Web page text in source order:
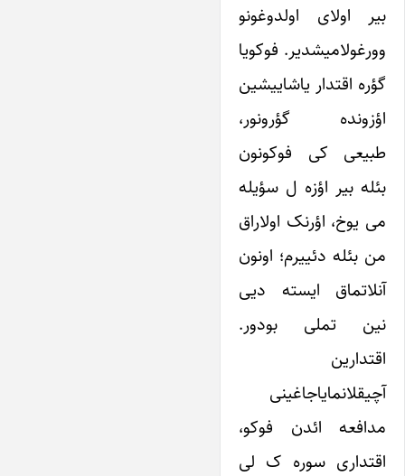
بیر اولای اولدوغونو
وورغولامیشدیر. فوکویا
گؤره اقتدار یاشاییشین
اؤزونده گؤرونور،
طبیعی کی فوکونون
بئله بیر اؤزه ل سؤیله
می یوخ، اؤرنک اولاراق
من بئله دئییرم؛ اونون
آنلاتماق ایسته دیی
نین تملی بودور.
اقتدارین
آچیقلانمایاجاغینی
مدافعه ائدن فوکو،
اقتداری سوره ک لی